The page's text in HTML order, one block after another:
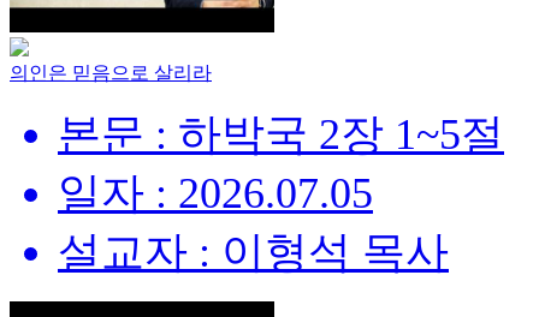
의인은 믿음으로 살리라
본문 : 하박국 2장 1~5절
일자 : 2026.07.05
설교자 : 이형석 목사